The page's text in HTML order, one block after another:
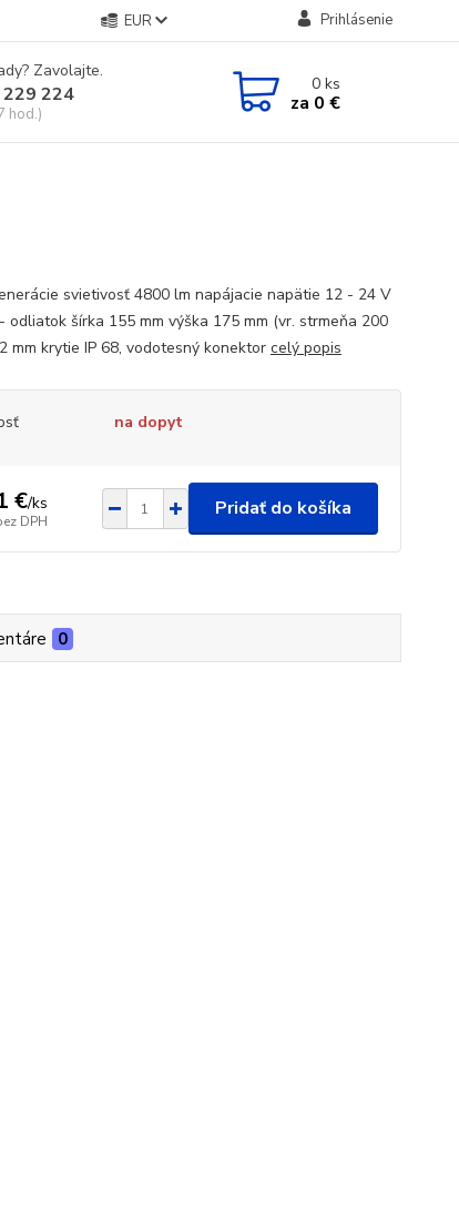
EUR Prihlásenie
Zavolajte.
224
hod.)
0ks
za 0 €
svietivosť 4800 lm napájacie napätie 12 - 24 V
odliatok šírka 155 mm výška 175 mm (vr. strmeňa 200
mm krytie IP 68, vodotesný konektor celý popis
na dopyt
€/ks
DPH
Pridať do košíka
0